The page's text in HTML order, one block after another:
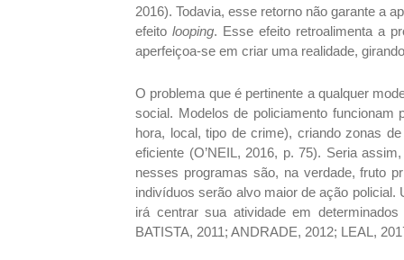
2016). Todavia, esse retorno não garante a
efeitolooping. Esse efeito retroalimenta a
aperfeiçoa-se em criar uma realidade,
O problema que é pertinente a qualquer
social. Modelos de policiamento
hora, local, tipo de crime), criando zonas
eficiente (O’NEIL, 2016, p. 75). Seria
nesses programas são, na verdade, fruto
indivíduos serão alvo maior de ação policial.
irá centrar sua atividade em
BATISTA, 2011; ANDRADE, 2012; LEAL,